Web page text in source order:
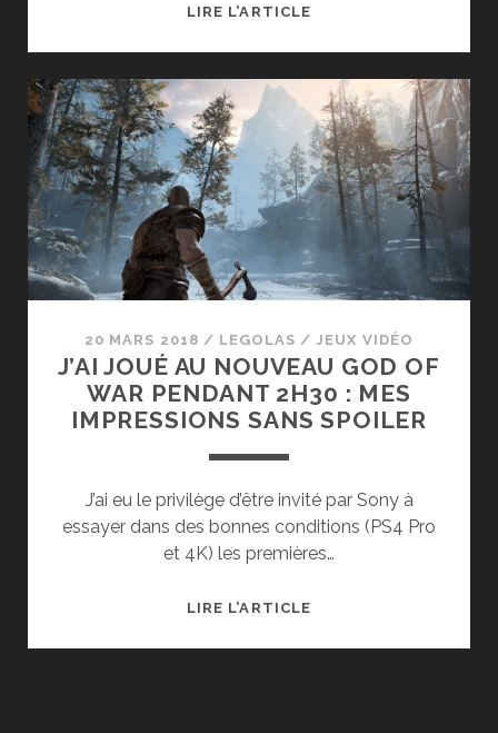
LIRE L’ARTICLEDÉCOUVERTE
DU
PRESS
KIT
DU
NOUVEAU
GOD
OF
WAR
SUR
20 MARS 2018 / LEGOLAS /JEUX VIDÉO
J’AI JOUÉ AU NOUVEAU GOD OF
WAR PENDANT 2H30 : MES
IMPRESSIONS SANS SPOILER
J’ai eu le privilège d’être invité par Sony à
essayer dans des bonnes conditions (PS4 Pro
et 4K) les premières…
LIRE L’ARTICLEJ’AI